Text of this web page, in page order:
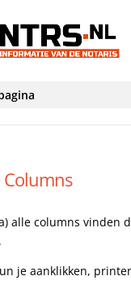
Columns
alle columns vinden
je aanklikken,